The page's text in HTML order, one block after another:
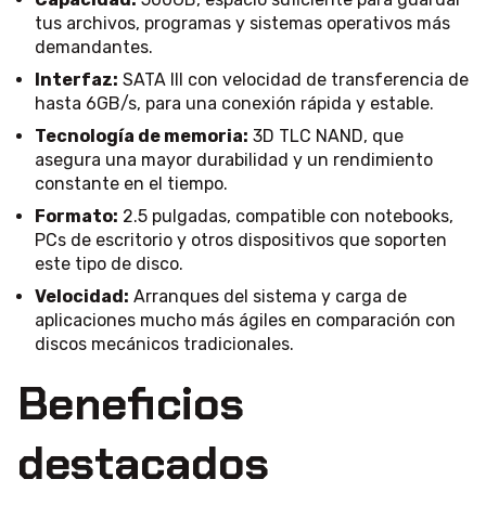
tus archivos, programas y sistemas operativos más
demandantes.
Interfaz: SATA III con velocidad de transferencia de
hasta 6GB/s, para una conexión rápida y estable.
Tecnología de memoria: 3D TLC NAND, que
asegura una mayor durabilidad y un rendimiento
constante en el tiempo.
Formato: 2.5 pulgadas, compatible con notebooks,
PCs de escritorio y otros dispositivos que soporten
este tipo de disco.
Velocidad: Arranques del sistema y carga de
aplicaciones mucho más ágiles en comparación con
discos mecánicos tradicionales.
Beneficios
destacados